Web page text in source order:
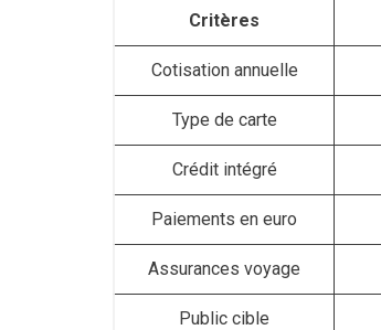
Critères
Cotisation annuelle
Type de carte
Crédit intégré
Paiements en euro
Assurances voyage
Public cible